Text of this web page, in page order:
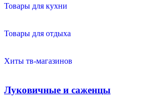
Товары для кухни
Товары для отдыха
Хиты тв-магазинов
Луковичные и саженцы